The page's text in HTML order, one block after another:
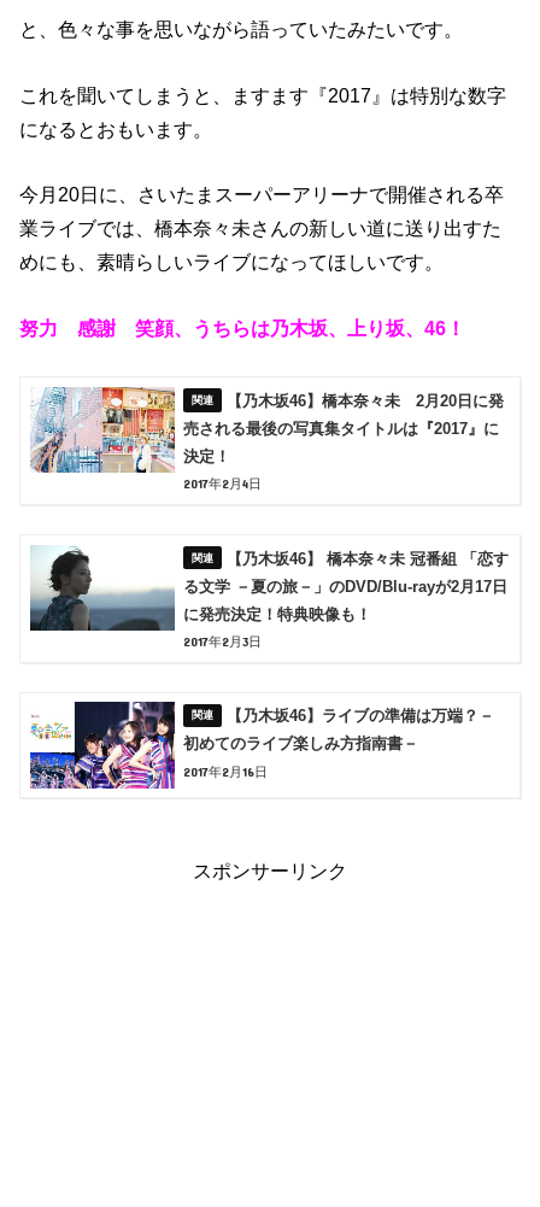
と、色々な事を思いながら語っていたみたいです。
これを聞いてしまうと、ますます『2017』は特別な数字
になるとおもいます。
今月20日に、さいたまスーパーアリーナで開催される卒
業ライブでは、橋本奈々未さんの新しい道に送り出すた
めにも、素晴らしいライブになってほしいです。
努力 感謝 笑顔、うちらは乃木坂、上り坂、46！
【乃木坂46】橋本奈々未 2月20日に発
売される最後の写真集タイトルは『2017』に
決定！
2017年2月4日
【乃木坂46】 橋本奈々未 冠番組 「恋す
る文学 －夏の旅－」のDVD/Blu-rayが2月17日
に発売決定！特典映像も！
2017年2月3日
【乃木坂46】ライブの準備は万端？－
初めてのライブ楽しみ方指南書－
2017年2月16日
スポンサーリンク